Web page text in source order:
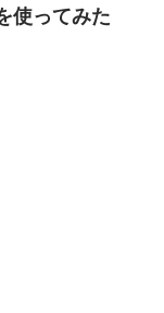
使ってみた